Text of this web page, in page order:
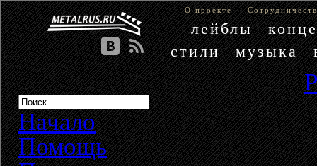
О проекте
лейблы
стили
музыка
Начало
Помощь